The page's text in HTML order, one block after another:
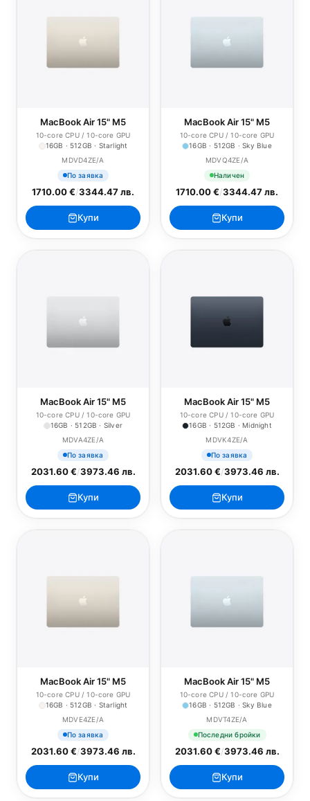
MacBook Air 15" M5
10-core CPU / 10-core GPU
16GB · 512GB · Starlight
MDVD4ZE/A
По заявка
1710.00 €/3344.47 лв.
Купи
MacBook Air 15" M5
10-core CPU / 10-core GPU
16GB · 512GB · Sky Blue
MDVQ4ZE/A
Наличен
1710.00 €/3344.47 лв.
Купи
MacBook Air 15" M5
10-core CPU / 10-core GPU
16GB · 512GB · Silver
MDVA4ZE/A
По заявка
2031.60 €/3973.46 лв.
Купи
MacBook Air 15" M5
10-core CPU / 10-core GPU
16GB · 512GB · Midnight
MDVK4ZE/A
По заявка
2031.60 €/3973.46 лв.
Купи
MacBook Air 15" M5
10-core CPU / 10-core GPU
16GB · 512GB · Starlight
MDVE4ZE/A
По заявка
2031.60 €/3973.46 лв.
Купи
MacBook Air 15" M5
10-core CPU / 10-core GPU
16GB · 512GB · Sky Blue
MDVT4ZE/A
Последни бройки
2031.60 €/3973.46 лв.
Купи